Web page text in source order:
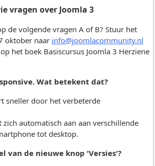
vragen over Joomla 3
de volgende vragen A of B? Stuur het
oktober naar info@joomlacommunity.nl
het boek Basiscursus Joomla 3 Herziene
Wat betekent dat?
sneller door het verbeterde
zich automatisch aan aan verschillende
tot desktop.
van de nieuwe knop 'Versies'?